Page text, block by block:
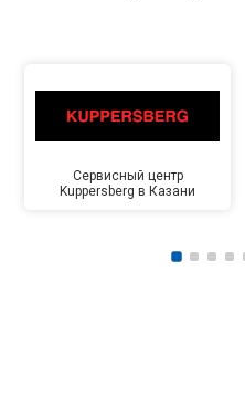
Сервисный центр
Kuppersberg в Казани